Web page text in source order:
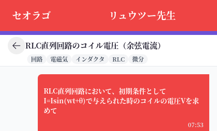
セオラゴ リュウツー先生
RLC直列回路のコイル電圧（余弦電流）
回路 電磁気 インダクタ RLC 微分
RLC直列回路において、初期条件として
I=Isin(wt+θ)で与えられた時のコイルの電圧Vを求
めて
07:53